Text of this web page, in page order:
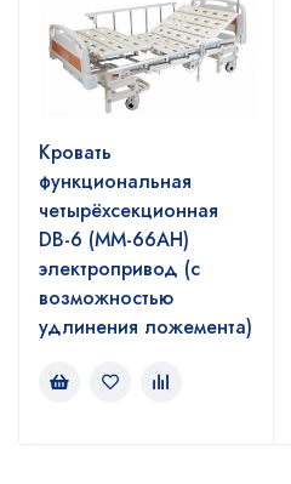
Кровать
функциональная
четырёхсекционная
DB-6 (MM-66AH)
электропривод (с
возможностью
удлинения ложемента)